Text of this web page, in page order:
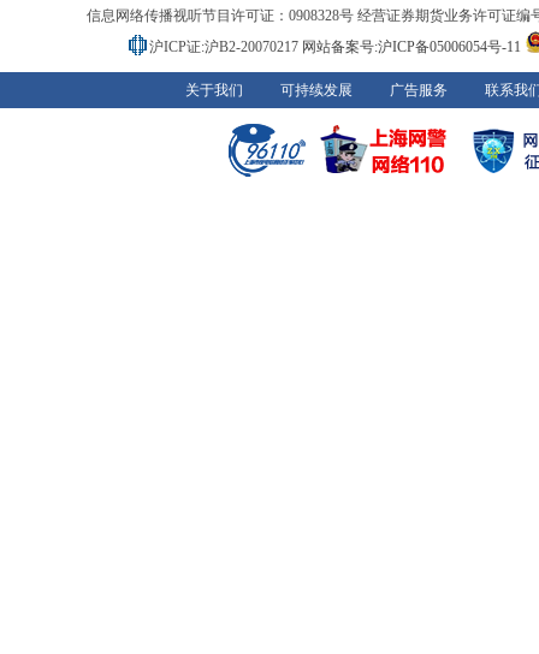
信息网络传播视听节目许可证：0908328号 经营证券期货业务许可证编
沪ICP证:沪B2-20070217 网站备案号:沪ICP备05006054号-11
关于我们 可持续发展 广告服务 联系我